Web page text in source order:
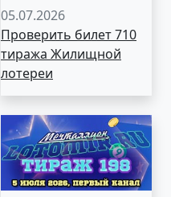
05.07.2026
Проверить билет 710
тиража Жилищной
лотереи